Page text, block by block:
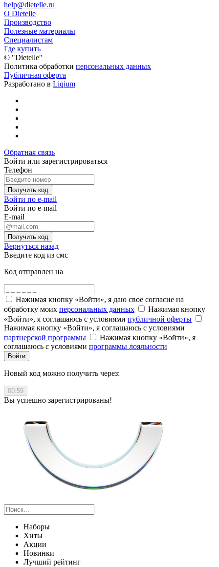
help@dietelle.ru
О Dietelle
Производство
Полезные материалы
Специалистам
Где купить
© "Dietelle"
Политика обработки персональных данных
Публичная оферта
Разработано в Liqium
Обратная связь
Войти или зарегистрироваться
Телефон
Получить код
Войти по e-mail
Войти по e-mail
E-mail
Получить код
Вернуться назад
Введите код из смс
Код отправлен на
Нажимая кнопку «Войти», я даю свое согласие на
обработку моих персональных данных
Нажимая кнопку
«Войти», я соглашаюсь с условиями публичной оферты
Нажимая кнопку «Войти», я соглашаюсь с условиями
партнерской программы
Нажимая кнопку «Войти», я
соглашаюсь с условиями программы лояльности
Войти
Новый код можно получить через:
00:59
Вы успешно зарегистрированы!
Наборы
Хиты
Акции
Новинки
Лучший рейтинг